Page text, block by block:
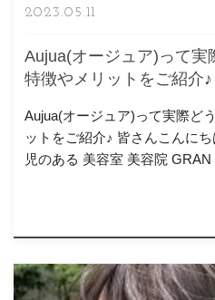
Aujua(オージュア)って実
特徴やメリットをご紹介♪
2023.05.11
Aujua(オージュア)って実際ど
ットをご紹介♪ 皆さんこんに
児のある 美容室 美容院